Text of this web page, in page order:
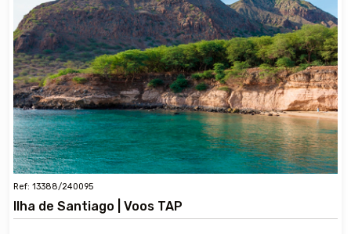
Ref: 13388/240095
Ilha de Santiago | Voos TAP